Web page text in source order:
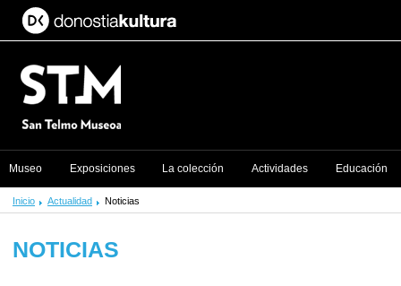
Inicio Actualidad Noticias
NOTICIAS
Museo Exposiciones La colección Actividades Educación